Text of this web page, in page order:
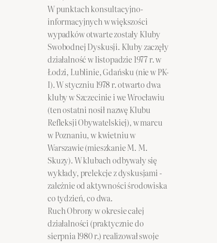
W punktach konsultacyjno-
informacyjnych w większości
wypadków otwarte zostały Kluby
Swobodnej Dyskusji. Kluby zaczęły
działalność w listopadzie 1977 r. w
Łodzi, Lublinie, Gdańsku (nie w PK-
I). W styczniu 1978 r. otwarto dwa
kluby w Szczecinie i we Wrocławiu
(ten ostatni nosił nazwę Klubu
Refleksji Obywatelskiej), w marcu
w Poznaniu, w kwietniu w
Warszawie (mieszkanie M. M.
Skuzy). W klubach odbywały się
wykłady, prelekcje z dyskusjami -
zależnie od aktywności środowiska
co tydzień, co dwa.
Ruch Obrony w okresie całej
działalności (praktycznie do
sierpnia 1980 r.) realizował swoje